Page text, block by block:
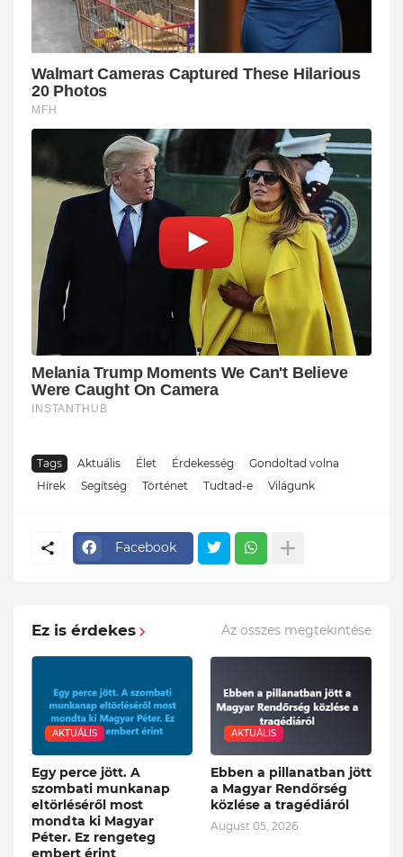
Tags Aktuális Élet Érdekesség
Gondoltad volna
Hírek
Segítség Történet Tudtad-e Világunk
Facebook
Ez is érdekes Az összes megtekintése
AKTUÁLIS
Egy perce jött. A
szombati munkanap
eltörléséről most
mondta ki Magyar
Péter. Ez rengeteg
embert érint
AKTUÁLIS
Ebben a pillanatban jött
a Magyar Rendőrség
közlése a tragédiáról
August 05, 2026